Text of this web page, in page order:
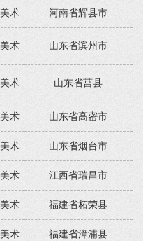
术 河南省辉县市
术 山东省滨州市
术 山东省莒县
术 山东省高密市
术 山东省烟台市
术 江西省瑞昌市
术 福建省柘荣县
术 福建省漳浦县